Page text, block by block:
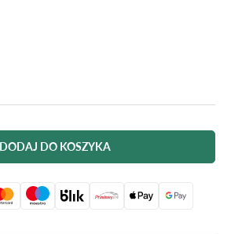
DODAJ DO KOSZYKA